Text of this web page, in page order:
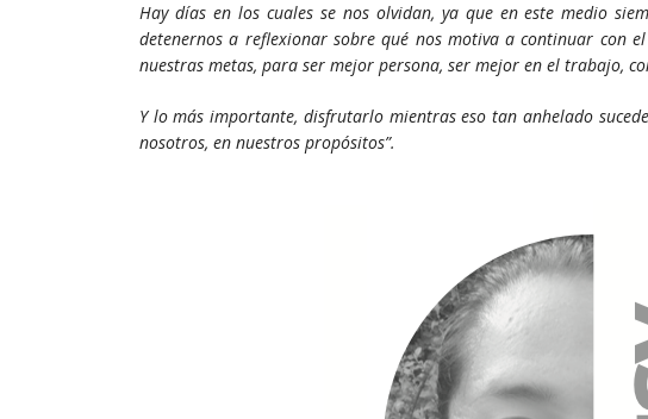
Hay días en los cuales se nos olvidan, ya que en este medio
detenernos a reflexionar sobre qué nos motiva a continuar con
nuestras metas, para ser mejor persona, ser mejor en el trabajo,
Y lo más importante, disfrutarlo mientras eso tan anhelado
nosotros, en nuestros propósitos”.